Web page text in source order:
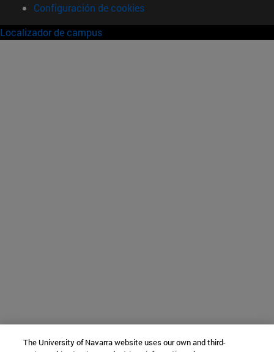
Configuración de cookies
Localizador de campus
The University of Navarra website uses our own and third-